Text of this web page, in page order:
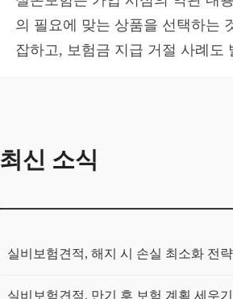
의 필요에 맞는 상품을 선택하는
잡하고, 보험금 지급 거절 사례도
최신 소식
실비보험견적, 해지 시 손실 최소화 전략
실비보험견적, 만기 후 보험 계획 세우기